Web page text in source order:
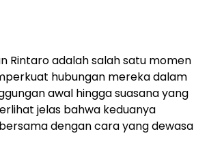
Rintaro adalah salah satu momen
hubungan mereka dalam
awal hingga suasana yang
jelas bahwa keduanya
dengan cara yang dewasa